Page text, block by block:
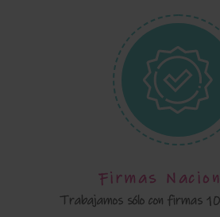
Firmas
Trabajamos sólo con firmas